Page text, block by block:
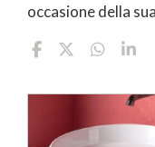
occasione della